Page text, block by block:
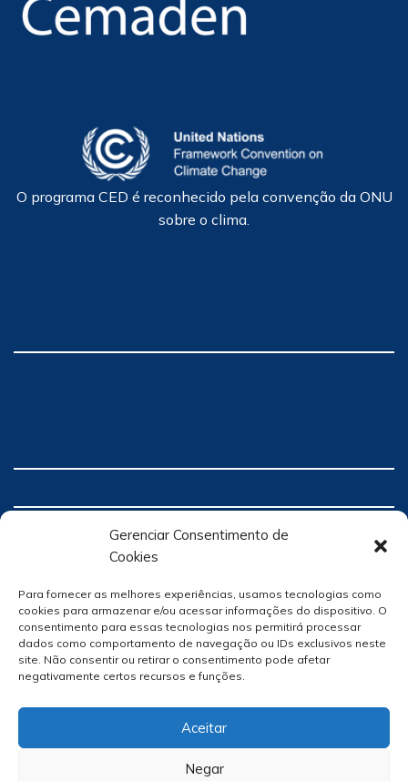
Gerenciar Consentimento de
Cookies
Para fornecer as melhores experiências, usamos tecnologias como
cookies para armazenar e/ou acessar informações do dispositivo. O
consentimento para essas tecnologias nos permitirá processar
dados como comportamento de navegação ou IDs exclusivos neste
site. Não consentir ou retirar o consentimento pode afetar
negativamente certos recursos e funções.
Aceitar
Negar
O programa CED é reconhecido pela convenção da ONU
sobre o clima.